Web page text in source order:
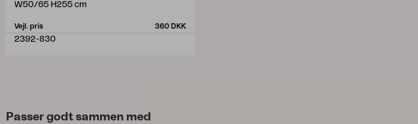
W50/65 H255 cm
Vejl. pris 360 DKK
2392-830
Passer godt sammen med